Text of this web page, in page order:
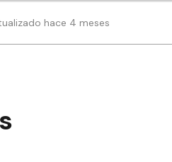
hace 4 meses